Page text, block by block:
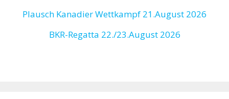
Plausch Kanadier Wettkampf 21.August 2026
BKR-Regatta 22./23.August 2026